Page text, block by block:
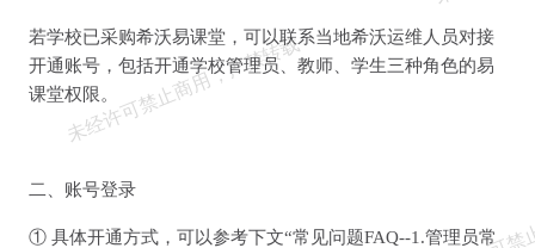
若学校已采购希沃易课堂，可以联系当地希沃运维人员对接
开通账号，包括开通学校管理员、教师、学生三种角色的易
课堂权限。
二、账号登录
① 具体开通方式，可以参考下文“常见问题FAQ--1.管理员常